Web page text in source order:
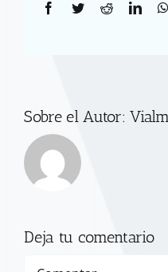
Facebook
TwitterReddit
Sobre el Autor:
Deja tu comentario